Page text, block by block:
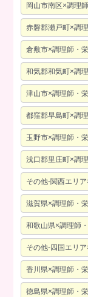
岡山市南区×調理
赤磐郡瀬戸町×調
倉敷市×調理師・
和気郡和気町×調
津山市×調理師・
都窪郡早島町×調
玉野市×調理師・
浅口郡里庄町×調
その他-関西エリ
滋賀県×調理師・
和歌山県×調理師
その他-四国エリ
香川県×調理師・
徳島県×調理師・